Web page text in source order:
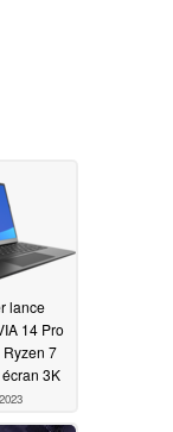
lance
14 Pro
7
3K